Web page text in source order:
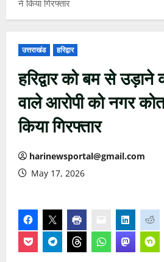
ने किया गिरफ्तार
उत्तराखंड हरिद्वार
हरिद्वार को बम से
वाले आरोपी को नगर
किया गिरफ्तार
harinewsportal@gmail.com
May 17, 2026